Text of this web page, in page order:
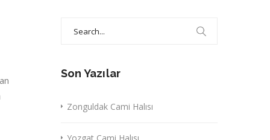
Son Yazılar
Zonguldak Cami Halısı